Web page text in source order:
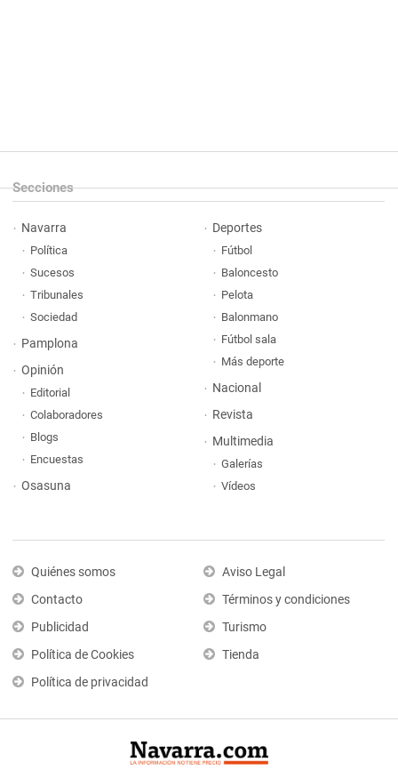
Secciones
Navarra
Política
Sucesos
Tribunales
Sociedad
Pamplona
Opinión
Editorial
Colaboradores
Blogs
Encuestas
Osasuna
Deportes
Fútbol
Baloncesto
Pelota
Balonmano
Fútbol sala
Más deporte
Nacional
Revista
Multimedia
Galerías
Vídeos
Quiénes somos
Contacto
Publicidad
Política de Cookies
Política de privacidad
Aviso Legal
Términos y condiciones
Turismo
Tienda